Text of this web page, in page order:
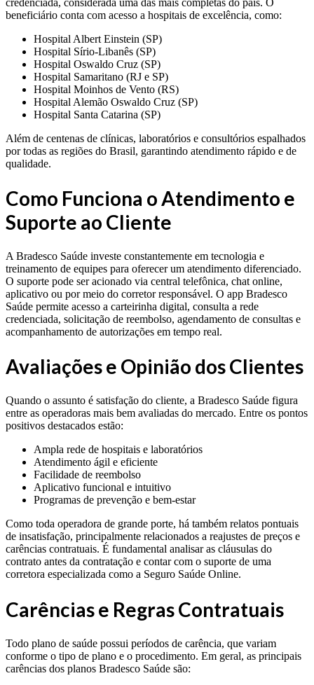
beneficiário conta com acesso a hospitais de excelência, como:
Hospital Albert Einstein (SP)
Hospital Sírio-Libanês (SP)
Hospital Oswaldo Cruz (SP)
Hospital Samaritano (RJ e SP)
Hospital Moinhos de Vento (RS)
Hospital Alemão Oswaldo Cruz (SP)
Hospital Santa Catarina (SP)
Além de centenas de clínicas, laboratórios e consultórios espalhados
por todas as regiões do Brasil, garantindo atendimento rápido e de
qualidade.
Como Funciona o Atendimento e
Suporte ao Cliente
A Bradesco Saúde investe constantemente em tecnologia e
treinamento de equipes para oferecer um atendimento diferenciado.
O suporte pode ser acionado via central telefônica, chat online,
aplicativo ou por meio do corretor responsável. O app Bradesco
Saúde permite acesso a carteirinha digital, consulta a rede
credenciada, solicitação de reembolso, agendamento de consultas e
acompanhamento de autorizações em tempo real.
Avaliações e Opinião dos Clientes
Quando o assunto é satisfação do cliente, a Bradesco Saúde figura
entre as operadoras mais bem avaliadas do mercado. Entre os pontos
positivos destacados estão:
Ampla rede de hospitais e laboratórios
Atendimento ágil e eficiente
Facilidade de reembolso
Aplicativo funcional e intuitivo
Programas de prevenção e bem-estar
Como toda operadora de grande porte, há também relatos pontuais
de insatisfação, principalmente relacionados a reajustes de preços e
carências contratuais. É fundamental analisar as cláusulas do
contrato antes da contratação e contar com o suporte de uma
corretora especializada como a Seguro Saúde Online.
Carências e Regras Contratuais
Todo plano de saúde possui períodos de carência, que variam
conforme o tipo de plano e o procedimento. Em geral, as principais
carências dos planos Bradesco Saúde são: